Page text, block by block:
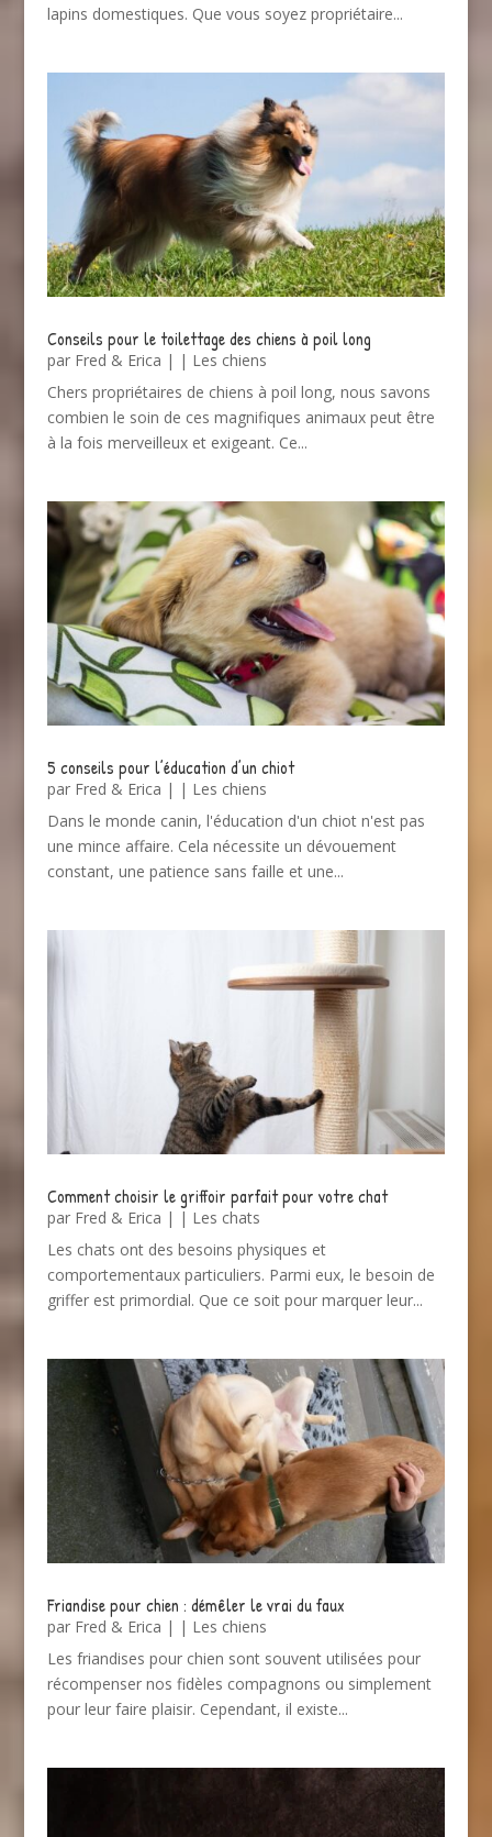
lapins domestiques. Que vous soyez propriétaire...
Conseils pour le toilettage des chiens à poil long
par Fred & Erica | | Les chiens
Chers propriétaires de chiens à poil long, nous savons
combien le soin de ces magnifiques animaux peut être
à la fois merveilleux et exigeant. Ce...
5 conseils pour l’éducation d’un chiot
par Fred & Erica | | Les chiens
Dans le monde canin, l'éducation d'un chiot n'est pas
une mince affaire. Cela nécessite un dévouement
constant, une patience sans faille et une...
Comment choisir le griffoir parfait pour votre chat
par Fred & Erica | | Les chats
Les chats ont des besoins physiques et
comportementaux particuliers. Parmi eux, le besoin de
griffer est primordial. Que ce soit pour marquer leur...
Friandise pour chien : démêler le vrai du faux
par Fred & Erica | | Les chiens
Les friandises pour chien sont souvent utilisées pour
récompenser nos fidèles compagnons ou simplement
pour leur faire plaisir. Cependant, il existe...